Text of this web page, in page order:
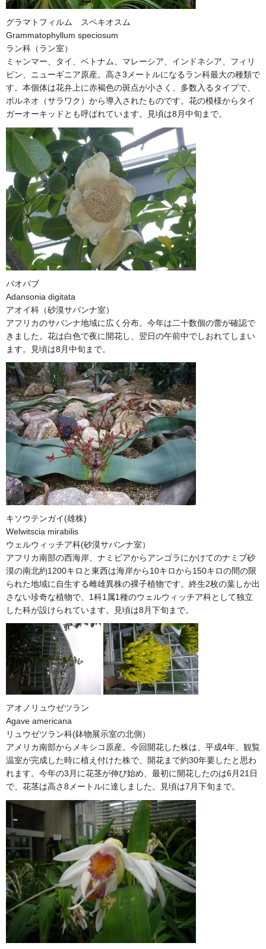
グラマトフィルム スペキオスム
Grammatophyllum speciosum
ラン科（ラン室）
ミャンマー、タイ、ベトナム、マレーシア、インドネシア、フィリ
ピン、ニューギニア原産。高さ3メートルになるラン科最大の種類で
す。本個体は花弁上に赤褐色の斑点が小さく、多数入るタイプで、
ボルネオ（サラワク）から導入されたものです。花の模様からタイ
ガーオーキッドとも呼ばれています。見頃は8月中旬まで。
バオバブ
Adansonia digitata
アオイ科（砂漠サバンナ室）
アフリカのサバンナ地域に広く分布。今年は二十数個の蕾が確認で
きました。花は白色で夜に開花し、翌日の午前中でしおれてしまい
ます。見頃は8月中旬まで。
キソウテンガイ(雄株)
Welwitscia mirabilis
ウェルウィッチア科(砂漠サバンナ室）
アフリカ南部の西海岸、ナミビアからアンゴラにかけてのナミブ砂
漠の南北約1200キロと東西は海岸から10キロから150キロの間の限
られた地域に自生する雌雄異株の裸子植物です。終生2枚の葉しか出
さない珍奇な植物で、1科1属1種のウェルウィッチア科として独立
した科が設けられています。見頃は8月下旬まで。
アオノリュウゼツラン
Agave americana
リュウゼツラン科(鉢物展示室の北側）
アメリカ南部からメキシコ原産。今回開花した株は、平成4年、観覧
温室が完成した時に植え付けた株で、開花まで約30年要したと思わ
れます。今年の3月に花茎が伸び始め、最初に開花したのは6月21日
で、花茎は高さ8メートルに達しました。見頃は7月下旬まで。